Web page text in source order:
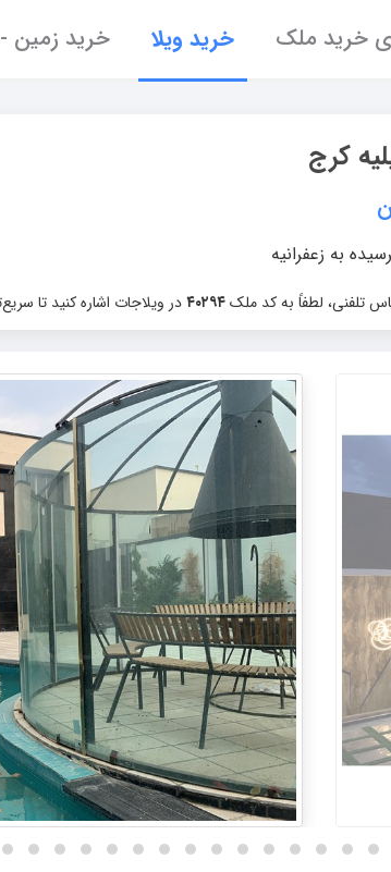
خرید ملک خرید ویلا خرید زمین
کرج
به زعفرانیه
تلفنی، لطفاً به کد ملک۴۰۲۹۴در ویلاجات اشاره کنید تا